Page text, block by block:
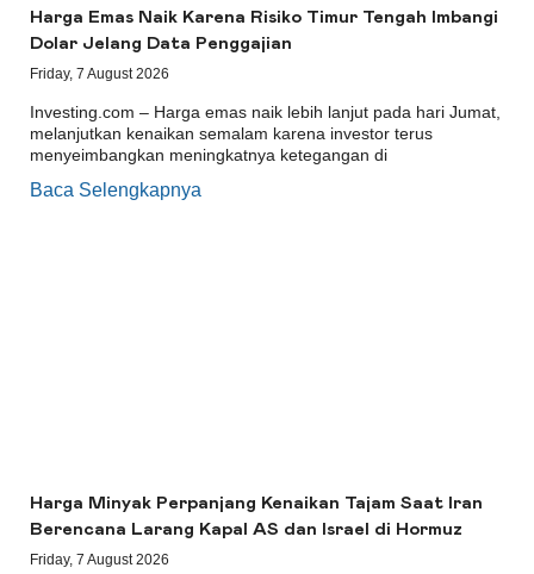
Harga Emas Naik Karena Risiko Timur Tengah Imbangi
Dolar Jelang Data Penggajian
Friday, 7 August 2026
Investing.com – Harga emas naik lebih lanjut pada hari Jumat,
melanjutkan kenaikan semalam karena investor terus
menyeimbangkan meningkatnya ketegangan di
Baca Selengkapnya
Harga Minyak Perpanjang Kenaikan Tajam Saat Iran
Berencana Larang Kapal AS dan Israel di Hormuz
Friday, 7 August 2026